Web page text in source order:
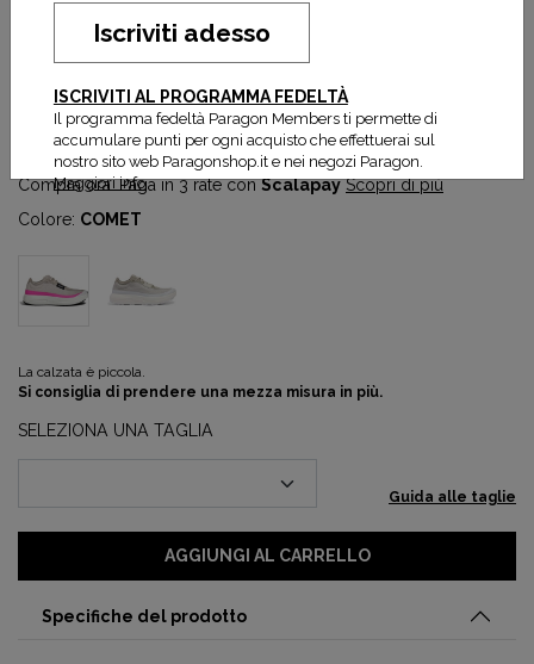
Scarpa Norda 005 Woman
315,00 €
Compra ora. Paga conKlarna.Scopri di più
Compra ora. Paga in 3 rate conScalapay Scopri di più
Colore: COMET
La calzata è piccola.
Si consiglia di prendere una mezza misura in più.
SELEZIONA UNA TAGLIA
Guida alle taglie
AGGIUNGI AL CARRELLO
Specifiche del prodotto
Iscriviti adesso
ISCRIVITI AL PROGRAMMA FEDELTÀ
Il programma fedeltà Paragon Members ti permette di
accumulare punti per ogni acquisto che effettuerai sul
nostro sito web Paragonshop.it e nei negozi Paragon.
Maggiori info